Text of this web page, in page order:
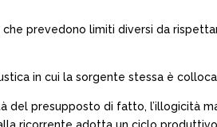
prevedono limiti diversi da
in cui la sorgente stessa è
del presupposto di fatto, l’illogicità